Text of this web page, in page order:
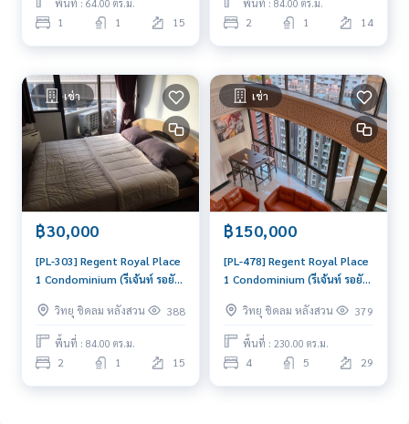
สุดๆ
พื้นที่ : 64.00 ตร.ม.
1 1 15
ขอชมห้องวันนี้
พื้นที่ : 84.00 ตร.ม.
2 1 14
เช่า
฿30,000
[PL-303] Regent Royal Place
1 Condominium (รีเจ้นท์ รอยัล
คอนโดมิเนียมให้เช่า 2 ห้องนอน
ใกล้ราชดำริ พร้อมเข้าอยู่ทันที
นัดดูห้องได้เลย
วิทยุ ชิดลม หลังสวน 388
พื้นที่ : 84.00 ตร.ม.
2 1 15
เช่า
฿150,000
[PL-478] Regent Royal Place
1 Condominium (รีเจ้นท์ รอยัล
คอนโดมิเนียมให้เช่า 4 ห้องนอน
ใกล้ราชดำริ ห้องเช่า ทำเลดี
พร้อมเข้าอยู่ ด่วน!
วิทยุ ชิดลม หลังสวน 379
พื้นที่ : 230.00 ตร.ม.
4 5 29